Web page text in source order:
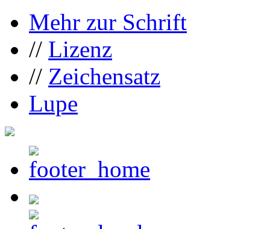
Mehr zur Schrift
// Lizenz
// Zeichensatz
Lupe